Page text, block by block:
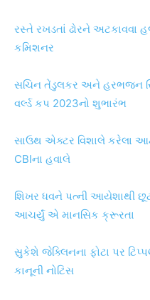
રસ્તે રખડતાં ઢોરને અટકાવવા
કમિશનર
સચિન તેંડુલકર અને હરભજન
વર્લ્ડ કપ 2023નો શુભારંભ
સાઉથ એક્ટર વિશાલે કરેલા
CBIના હવાલે
શિખર ધવને પત્ની આયેશાથી
આચર્યું એ માનસિક ક્રૂરતા
સુકેશે જેક્લિનના ફોટા પર
કાનૂની નોટિસ